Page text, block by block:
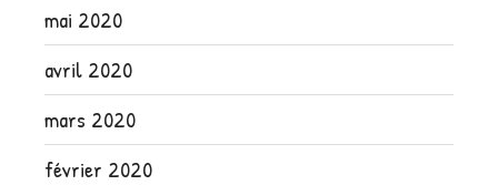
mai 2020
avril 2020
mars 2020
février 2020